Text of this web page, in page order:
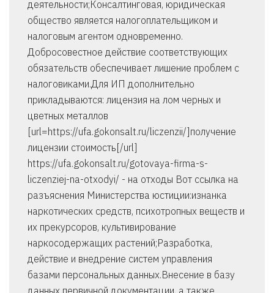
деятельности;Консалтинговая, юридическая
общество является налогоплательщиком и
налоговым агентом одновременно.
Добросовестное действие соответствующих
обязательств обеспечивает лишение проблем с
налоговиками.Для ИП дополнительно
прикладываются: лицензия на лом черных и
цветных металлов
[url=https://ufa.gokonsalt.ru/liczenzii/]получение
лицензии стоимость[/url]
https://ufa.gokonsalt.ru/gotovaya-firma-s-
liczenziej-na-otxodyi/ - на отходы Вот ссылка на
разъяснения Министерства юстиции:изнанка
наркотических средств, психотропных веществ и
их прекурсоров, культивирование
наркосодержащих растений;Разработка,
действие и внедрение систем управления
базами персональных данных.Внесение в базу